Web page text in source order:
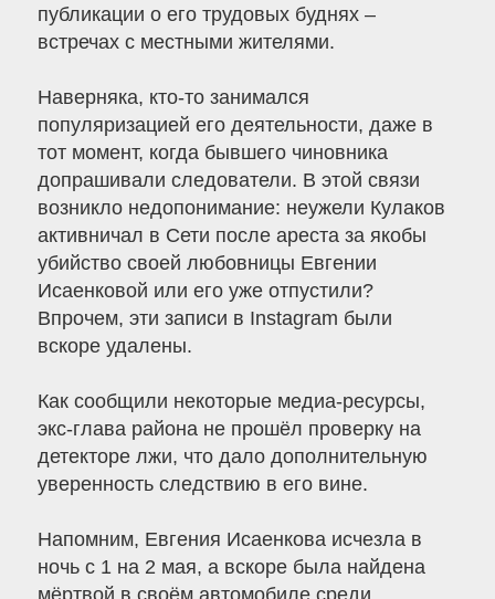
публикации о его трудовых буднях –
встречах с местными жителями.
Наверняка, кто-то занимался
популяризацией его деятельности, даже в
тот момент, когда бывшего чиновника
допрашивали следователи. В этой связи
возникло недопонимание: неужели Кулаков
активничал в Сети после ареста за якобы
убийство своей любовницы Евгении
Исаенковой или его уже отпустили?
Впрочем, эти записи в Instagram были
вскоре удалены.
Как сообщили некоторые медиа-ресурсы,
экс-глава района не прошёл проверку на
детекторе лжи, что дало дополнительную
уверенность следствию в его вине.
Напомним, Евгения Исаенкова исчезла в
ночь с 1 на 2 мая, а вскоре была найдена